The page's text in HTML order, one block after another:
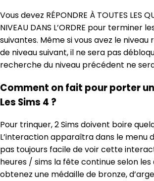
Vous devez RÉPONDRE À TOUTES LES
NIVEAU DANS L’ORDRE pour terminer
suivantes. Même si vous avez le niveau
de niveau suivant, il ne sera pas
recherche du niveau précédent ne
Comment on fait pour porter
Les Sims 4 ?
Pour trinquer, 2 Sims doivent boire
L’interaction apparaîtra dans le menu
pas toujours facile de voir cette
heures / sims la fête continue selon les
obtenez une médaille de bronze,